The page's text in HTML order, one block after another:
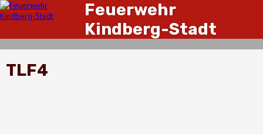
Feuerwehr
Kindberg-Stadt
TLF4